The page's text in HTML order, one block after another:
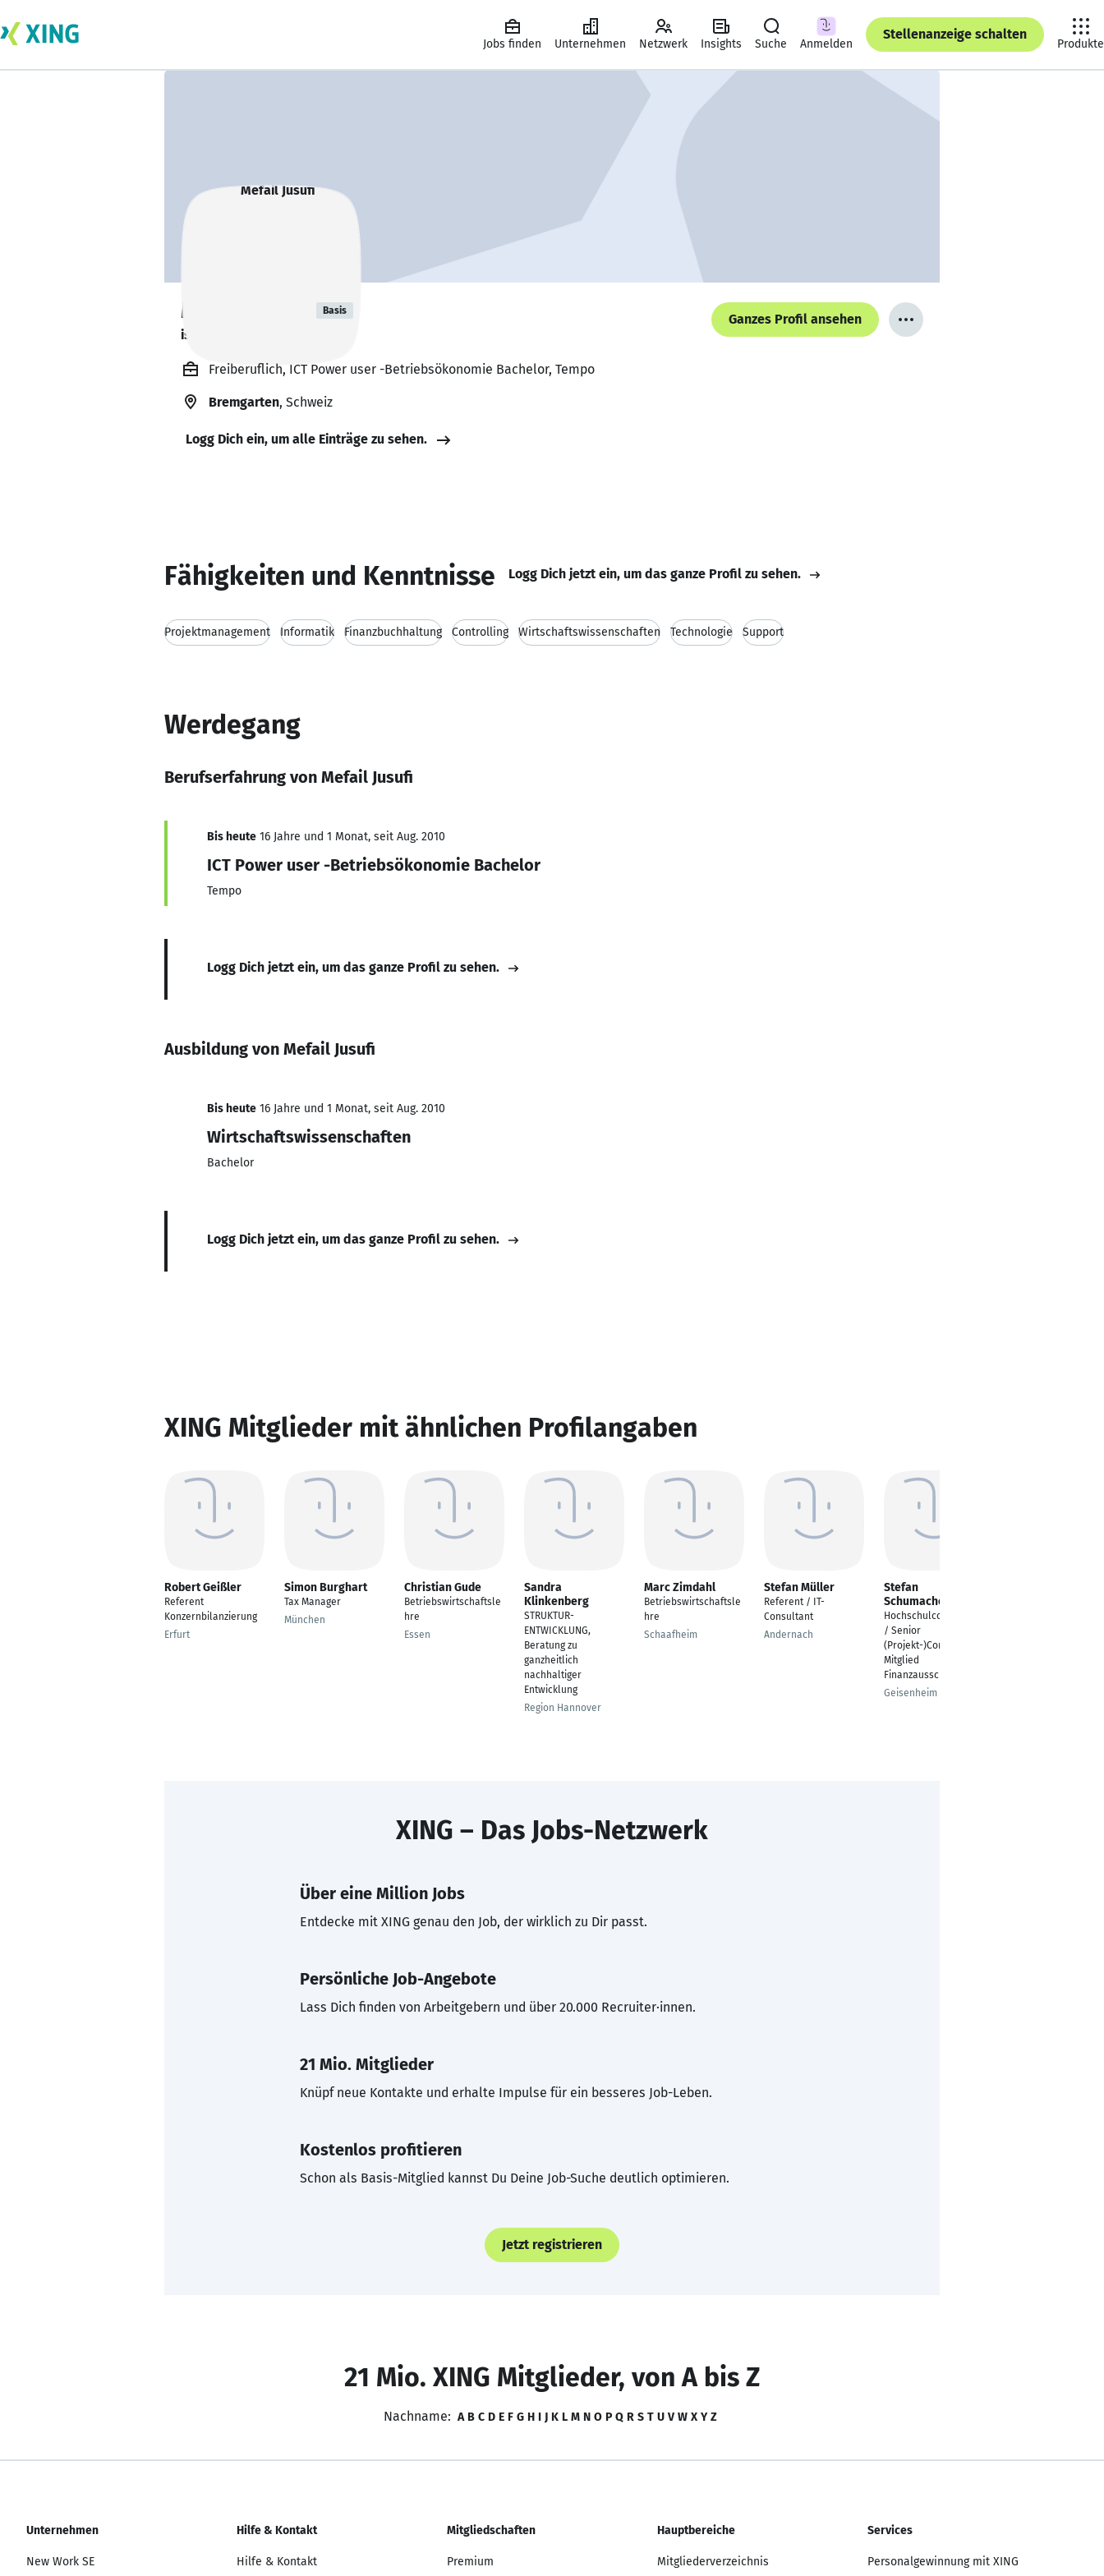
Jobs finden Unternehmen Netzwerk Insights Suche Anmelden
Stellenanzeige schalten
Produkte
Mefail Jusufi Basis
ist offen für Projekte. 🔎
Ganzes Profil ansehen
Freiberuflich, ICT Power user -Betriebsökonomie Bachelor, Tempo
Bremgarten, Schweiz
Logg Dich ein, um alle Einträge zu sehen.
Fähigkeiten und Kenntnisse Logg Dich jetzt ein, um das ganze Profil zu sehen.
Projektmanagement Informatik Finanzbuchhaltung Controlling Wirtschaftswissenschaften Technologie Support
Werdegang
Berufserfahrung von Mefail Jusufi
Bis heute 16 Jahre und 1 Monat, seit Aug. 2010
ICT Power user -Betriebsökonomie Bachelor
Tempo
Logg Dich jetzt ein, um das ganze Profil zu sehen.
Ausbildung von Mefail Jusufi
Bis heute 16 Jahre und 1 Monat, seit Aug. 2010
Wirtschaftswissenschaften
Bachelor
Logg Dich jetzt ein, um das ganze Profil zu sehen.
XING Mitglieder mit ähnlichen Profilangaben
Robert Geißler
Referent
Konzernbilanzierung
Erfurt
Simon Burghart
Tax Manager
München
Christian Gude
Betriebswirtschaftsle
hre
Essen
Sandra
Klinkenberg
STRUKTUR-
ENTWICKLUNG,
Beratung zu
ganzheitlich
nachhaltiger
Entwicklung
Region Hannover
Marc Zimdahl
Betriebswirtschaftsle
hre
Schaafheim
Stefan Müller
Referent / IT-
Consultant
Andernach
Stefan
Schumacher
Hochschulcontrolling
/ Senior
(Projekt-)Controller /
Mitglied
Finanzausschuss
Geisenheim
XING – Das Jobs-Netzwerk
Über eine Million Jobs
Entdecke mit XING genau den Job, der wirklich zu Dir passt.
Persönliche Job-Angebote
Lass Dich finden von Arbeitgebern und über 20.000 Recruiter·innen.
21 Mio. Mitglieder
Knüpf neue Kontakte und erhalte Impulse für ein besseres Job-Leben.
Kostenlos profitieren
Schon als Basis-Mitglied kannst Du Deine Job-Suche deutlich optimieren.
Jetzt registrieren
21 Mio. XING Mitglieder, von A bis Z
Nachname: A B C D E F G H I J K L M N O P Q R S T U V W X Y Z
Unternehmen
New Work SE
Hilfe & Kontakt
Hilfe & Kontakt
Mitgliedschaften
Premium
Hauptbereiche
Mitgliederverzeichnis
Services
Personalgewinnung mit XING